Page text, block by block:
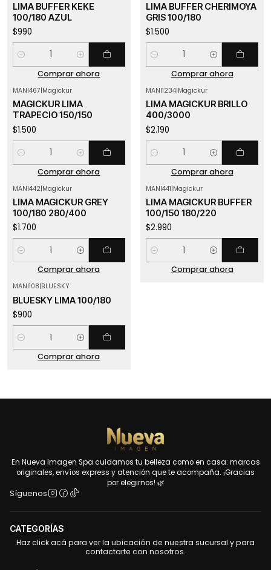
LIMA BUFFER KEKE
100/180 AZUL
$990
Cantidad
Comprar ahora
LIMA BUFFER CHERIMOYA
GRIS 100/180
$1.500
Cantidad
Comprar ahora
MANI467|Magickur
MAGICKUR LIMA
TRAPECIO 150/150
$1.500
Cantidad
Comprar ahora
MANI1234|Magickur
LIMA MAGICKUR BRILLO
400/3000
$2.190
Cantidad
Comprar ahora
MANI442|Magickur
LIMA MAGICKUR GREY
100/180 280/400
$1.700
Cantidad
Comprar ahora
MANI441|Magickur
LIMA MAGICKUR BUFFER
100/150 180/220
$2.990
Cantidad
Comprar ahora
MANI108|BLUESKY
BLUESKY LIMA 100/180
$900
Cantidad
Comprar ahora
En Nueva Imagen Spa cuidamos tu belleza como en casa: marcas
originales, envíos express y atención que te acompaña. ¡Gracias
por elegirnos! 🌿
Síguenos
CATEGORÍAS
Haz click acá para ver la ubicación de nuestra sucursal y para
contactarte con nosotros.